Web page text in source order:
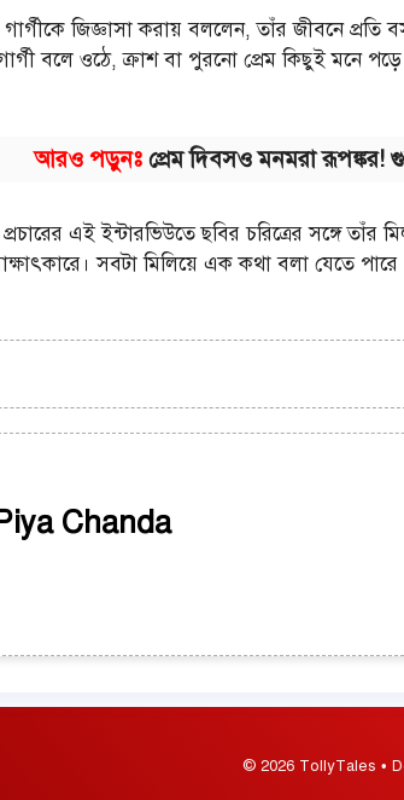
জিজ্ঞাসা করায় বললেন, তাঁর জীবনে
বলে ওঠে, ক্রাশ বা পুরনো প্রেম কিছুই মনে
আরও পড়ুনঃ প্রেম দিবসও মনমরা রূপঙ্কর!
প্রচারের এই ইন্টারভিউতে ছবির চরিত্রের সঙ্গে
সবটা মিলিয়ে এক কথা বলা যেতে পারে
Chanda
© 2026 TollyTales •